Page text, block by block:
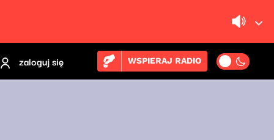
zaloguj się WSPIERAJ RADIO